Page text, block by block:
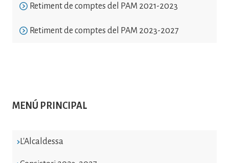
MENÚ PRINCIPAL
L'Alcaldessa
Retiment de comptes del PAM 2021-2023
Retiment de comptes del PAM 2023-2027